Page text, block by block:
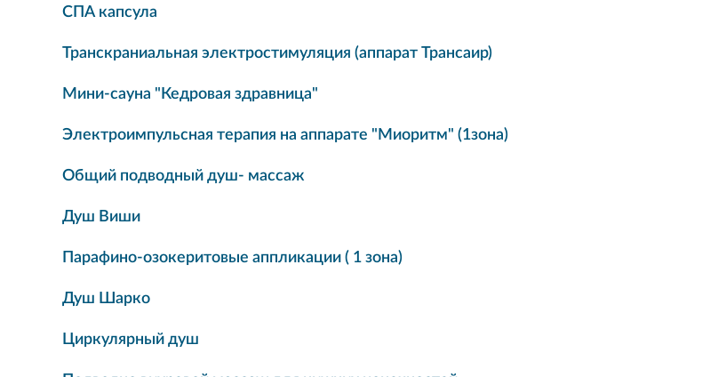
СПА капсула
Транскраниальная электростимуляция (аппарат Трансаир)
Мини-сауна "Кедровая здравница"
Электроимпульсная терапия на аппарате "Миоритм" (1зона)
Общий подводный душ- массаж
Душ Виши
Парафино-озокеритовые аппликации ( 1 зона)
Душ Шарко
Циркулярный душ